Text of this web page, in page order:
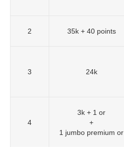
2 35k + 40 points
3 24k
4
3k + 1 or
+
1 jumbo premium or